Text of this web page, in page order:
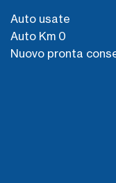
Auto usate
Auto Km 0
Nuovo pronta